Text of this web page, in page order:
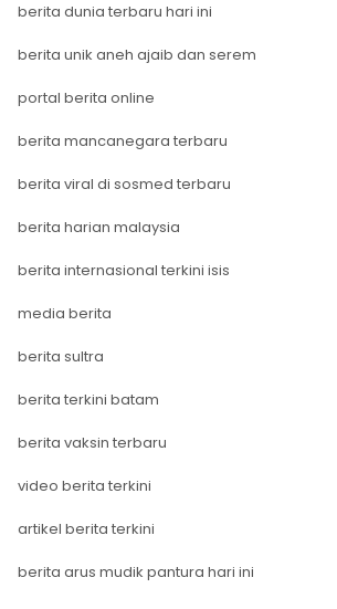
berita dunia terbaru hari ini
berita unik aneh ajaib dan serem
portal berita online
berita mancanegara terbaru
berita viral di sosmed terbaru
berita harian malaysia
berita internasional terkini isis
media berita
berita sultra
berita terkini batam
berita vaksin terbaru
video berita terkini
artikel berita terkini
berita arus mudik pantura hari ini